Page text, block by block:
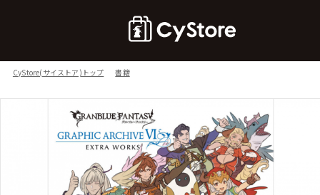
CyStore(サイストア)トップ 書籍